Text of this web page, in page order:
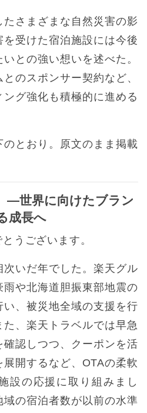
さまざまな自然災害の影
受けた宿泊施設には今後
との強い想いを述べた。
のスポンサー契約など、
グ強化も積極的に進める
とおり。原文のまま掲載
世界に向けたブラン
成長へ
うございます。
いだ年でした。楽天グル
や北海道胆振東部地震の
、被災地全域の支援を行
、楽天トラベルでは早急
認しつつ、クーポンを活
開するなど、OTAの柔軟
設の応援に取り組みまし
の宿泊者数が以前の水準